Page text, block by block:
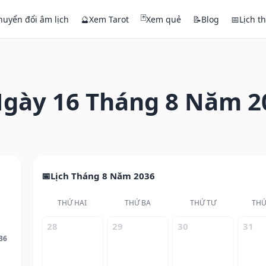
đổi âm lịch 🔮Xem Tarot 🃏Xem quẻ 📝Blog 📅Lịch
16 Tháng 8 Năm
Lịch Tháng 8 Năm 2036
THỨ HAI THỨ BA THỨ TƯ
28 29 30 31